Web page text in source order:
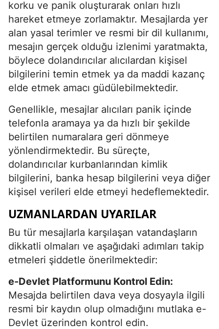
korku ve panik oluşturarak onları hızlı
hareket etmeye zorlamaktır. Mesajlarda yer
alan yasal terimler ve resmi bir dil kullanımı,
mesajın gerçek olduğu izlenimi yaratmakta,
böylece dolandırıcılar alıcılardan kişisel
bilgilerini temin etmek ya da maddi kazanç
elde etmek amacı güdülebilmektedir.
Genellikle, mesajlar alıcıları panik içinde
telefonla aramaya ya da hızlı bir şekilde
belirtilen numaralara geri dönmeye
yönlendirmektedir. Bu süreçte,
dolandırıcılar kurbanlarından kimlik
bilgilerini, banka hesap bilgilerini veya diğer
kişisel verileri elde etmeyi hedeflemektedir.
UZMANLARDAN UYARILAR
Bu tür mesajlarla karşılaşan vatandaşların
dikkatli olmaları ve aşağıdaki adımları takip
etmeleri şiddetle önerilmektedir:
e-Devlet Platformunu Kontrol Edin:
Mesajda belirtilen dava veya dosyayla ilgili
resmi bir kaydın olup olmadığını mutlaka e-
Devlet üzerinden kontrol edin.